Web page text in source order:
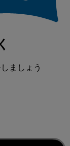
ましょう